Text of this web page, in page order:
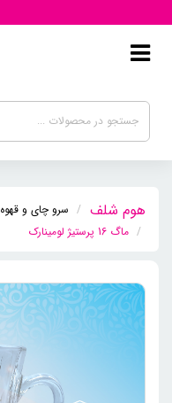
سرو چای و قهوه
ماگ 16 پرستیژ لومینارک